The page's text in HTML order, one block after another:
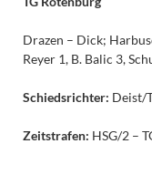
Drazen – Dick;
Reyer 1, B. Balic 3,
Schiedsrichter: Deist/
Zeitstrafen: HSG/2 –